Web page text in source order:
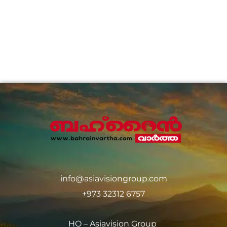
info@asiavisiongroup.com
+973 32312 6757
HO – Asiavision Group